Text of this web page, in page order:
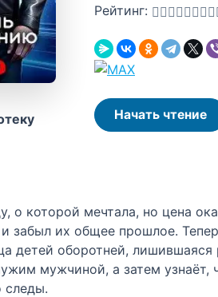
Рейтинг:
Начать чтение
о которой мечтала, но цена
забыл их общее прошлое.
детей оборотней,
мужчиной, а затем
следы.